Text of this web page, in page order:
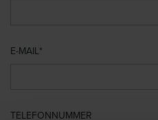
E-MAIL
TELEFONNUMMER